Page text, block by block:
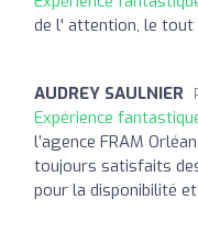
de l' attention, le tout
AUDREY SAULNIER
Expérience
l’agence FRAM
toujours satisfaits
pour la disponibilité